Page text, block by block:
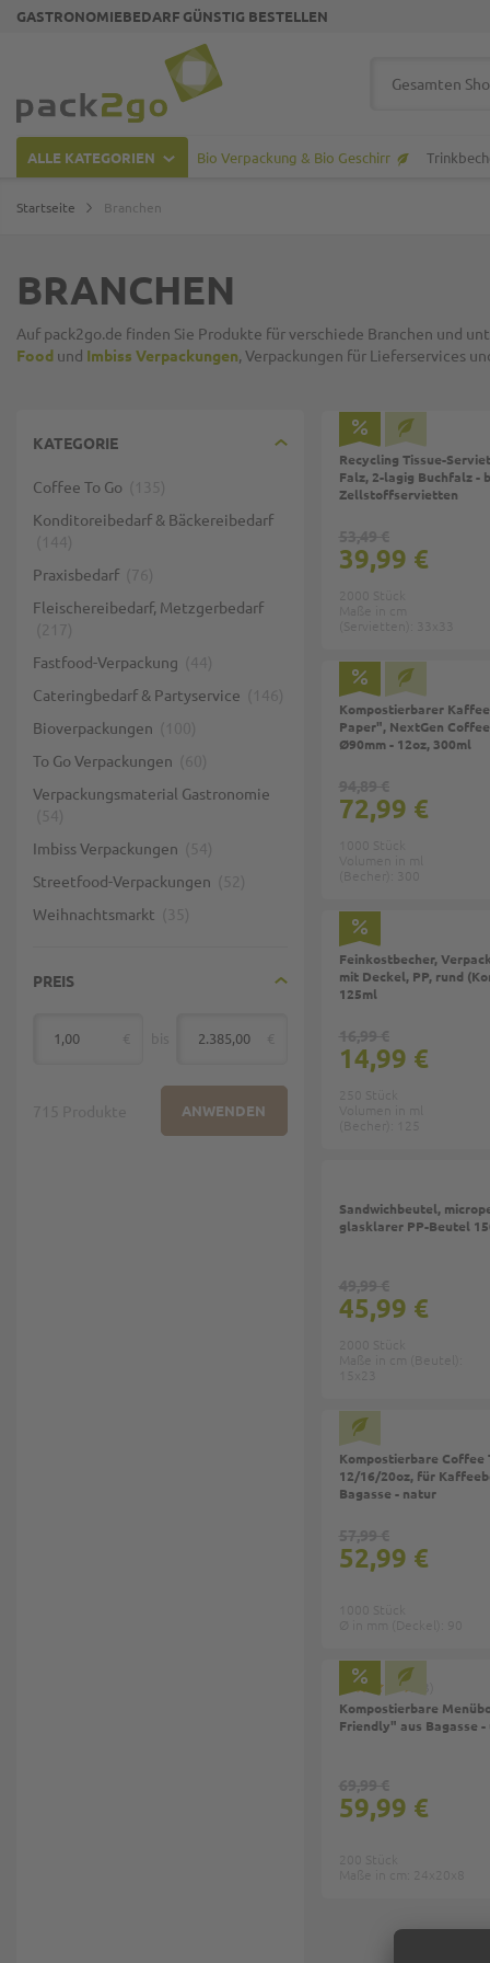
GASTRONOMIEBEDARF GÜNSTIG BESTELLEN
ALLE KATEGORIEN Bio Verpackung & Bio Geschirr
Startseite Branchen
BRANCHEN
Auf pack2go.de finden Sie Produkte für verschiede Branchen und
Food und Imbiss Verpackungen, Verpackungen für Lieferservices
KATEGORIE
Coffee To Go
Konditoreibedarf & Bäckereibedarf
Praxisbedarf
Fleischereibedarf, Metzgerbedarf
Fastfood-Verpackung
Cateringbedarf & Partyservice
Bioverpackungen
To Go Verpackungen
Verpackungsmaterial Gastronomie
Imbiss Verpackungen
Streetfood-Verpackungen
Weihnachtsmarkt
PREIS
ANWENDEN
Recycling Tissue-
Falz, 2-lagig Buchfalz -
Zellstoffservietten
39,99 €
53,49 €
Kompostierbarer
Paper", NextGen
Ø90mm - 12oz, 300ml
72,99 €
94,89 €
Feinkostbecher,
mit Deckel, PP, rund
125ml
14,99 €
16,99 €
Sandwichbeutel,
glasklarer PP-Beutel
45,99 €
49,99 €
Kompostierbare Coffee
12/16/20oz, für
Bagasse - natur
52,99 €
57,99 €
Kompostierbare
Friendly" aus Bagasse
59,99 €
69,99 €